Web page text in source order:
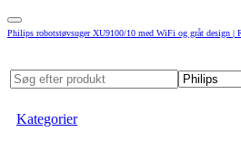
Philips robotstøvsuger XU9100/10 med WiFi og gråt design |
Kategorier